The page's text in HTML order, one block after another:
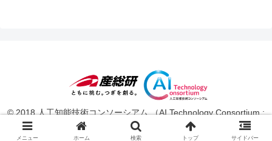
© 2018 人工知能技術コンソーシアム （AI Technology Consortium :
AITeC ）.
メニュー ホーム 検索 トップ サイドバー